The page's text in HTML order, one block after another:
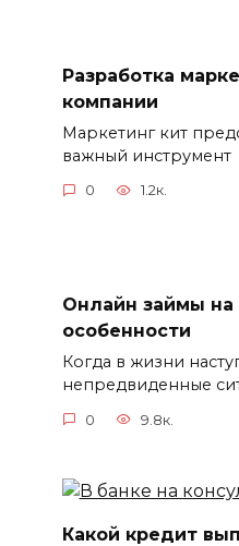
Разработка
компании
Маркетинг кит
важный инструмент
0 1.2к.
Онлайн займы на
особенности
Когда в жизни
непредвиденные
0 9.8к.
Какой кредит